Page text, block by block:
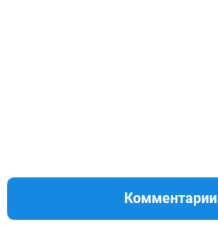
Комментарии